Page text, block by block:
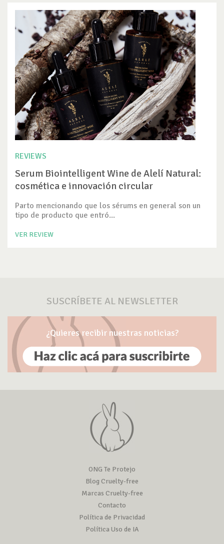
REVIEWS
Serum Biointelligent Wine de Alelí Natural:
cosmética e innovación circular
Parto mencionando que los sérums en general son un
tipo de producto que entró...
VER REVIEW
SUSCRÍBETE AL NEWSLETTER
¿Quieres recibir nuestras noticias?
ONG Te Protejo
Blog Cruelty-free
Marcas Cruelty-free
Contacto
Política de Privacidad
Política Uso de IA